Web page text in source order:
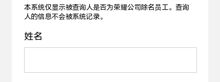
本系统仅显示被查询人是否为荣耀公司除名员工。查询
人的信息不会被系统记录。
姓名